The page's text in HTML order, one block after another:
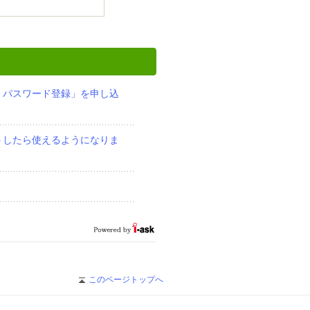
スワード登録」を申し込
たら使えるようになりま
このページトップへ